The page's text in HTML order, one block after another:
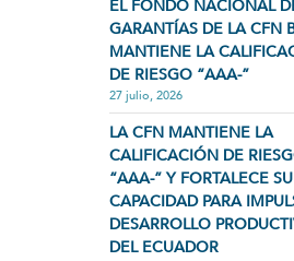
EL FONDO NACIONAL
GARANTÍAS DE LA CFN
MANTIENE LA
DE RIESGO “AAA-”
27 julio, 2026
LA CFN MANTIENE LA
CALIFICACIÓN DE
“AAA-” Y FORTALECE SU
CAPACIDAD PARA
DESARROLLO
DEL ECUADOR